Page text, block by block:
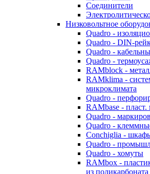
Соединители
Низковольтное
Quadro -
Quadro - DIN-
Quadro -
Quadro -
RAMblock -
RAMklima -
микроклимата
Quadro -
RAMbase -
Quadro -
Quadro -
Conchiglia -
Quadro -
Quadro - хомуты
RAMbox -
из поликарбоната